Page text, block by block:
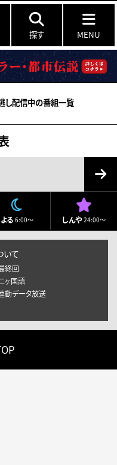
探す MENU
し配信中の番組一覧
金 日
31 1 2
7
14
21
4 5 6
よる 6:00～ しんや 24:00～
いて
終回
ヶ国語
動データ放送